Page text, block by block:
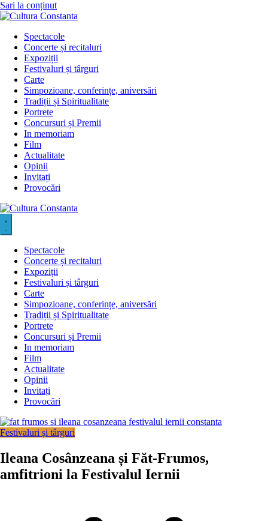
Sari la conținut
Spectacole
Concerte și recitaluri
Expoziții
Festivaluri și târguri
Carte
Simpozioane, conferințe, aniversări
Tradiții și Spiritualitate
Portrete
Concursuri și Premii
In memoriam
Film
Actualitate
Opinii
Invitați
Provocări
Spectacole
Concerte și recitaluri
Expoziții
Festivaluri și târguri
Carte
Simpozioane, conferințe, aniversări
Tradiții și Spiritualitate
Portrete
Concursuri și Premii
In memoriam
Film
Actualitate
Opinii
Invitați
Provocări
Festivaluri și târguri
Ileana Cosânzeana și Făt-Frumos,
amfitrioni la Festivalul Iernii